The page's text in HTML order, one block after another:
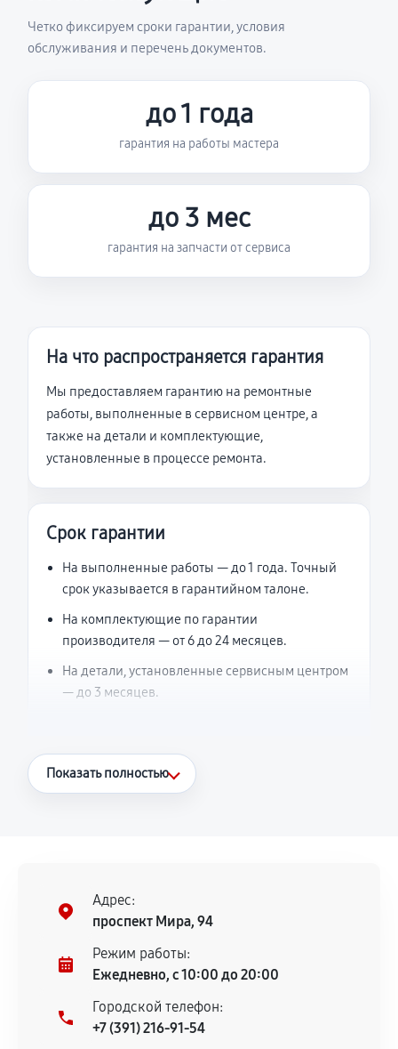
Четко фиксируем сроки гарантии, условия
обслуживания и перечень документов.
до 1 года
гарантия на работы мастера
до 3 мес
гарантия на запчасти от сервиса
На что распространяется гарантия
Мы предоставляем гарантию на ремонтные
работы, выполненные в сервисном центре, а
также на детали и комплектующие,
установленные в процессе ремонта.
Срок гарантии
На выполненные работы — до 1 года. Точный
срок указывается в гарантийном талоне.
На комплектующие по гарантии
производителя — от 6 до 24 месяцев.
На детали, установленные сервисным центром
— до 3 месяцев.
Что считается гарантийным случаем
нормальной эксплуатации в течение
гарантийного срока.
Несоответствие комплектующей заявленным
техническим характеристикам.
Документы для подтверждения
Показать полностью
Адрес:
проспект Мира, 94
Режим работы:
Ежедневно, с 10:00 до 20:00
Городской телефон:
+7 (391) 216-91-54